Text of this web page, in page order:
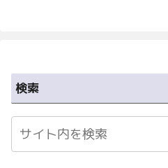
検索